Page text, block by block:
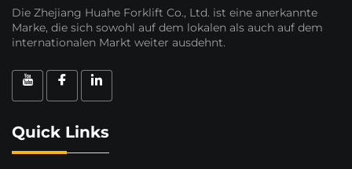
Die Zhejiang Huahe Forklift Co., Ltd. ist eine anerkannte
Marke, die sich sowohl auf dem lokalen als auch auf dem
internationalen Markt weiter ausdehnt.
Quick Links